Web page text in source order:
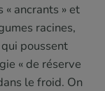
« ancrants » et
racines,
poussent
« de réserve
le froid. On